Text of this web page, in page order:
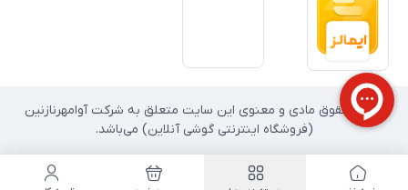
تمامی حقوق مادی و معنوی این سایت متعلق به شرکت آوامهرنازنین
(فروشگاه اینترنتی گوشی آنلاین) می‌باشد.